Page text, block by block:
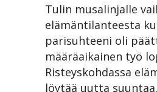
tuli
Tulin musalinjalle
elämäntilanteesta
parisuhteeni oli
määräaikainen työ
Risteyskohdassa
löytää uutta